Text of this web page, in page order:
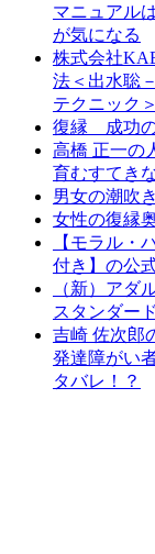
マニュアル
が気になる
株式会社
法＜出水聡
テクニック
復縁 成功の
高橋 正一の
育むすてき
男女の潮吹
女性の復縁
【モラル・
付き】の公
（新）アダ
スタンダー
吉崎 佐次郎
発達障がい
タバレ！？